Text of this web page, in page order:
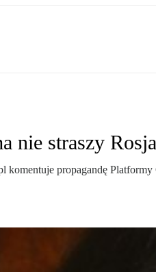
nie straszy
propagandę